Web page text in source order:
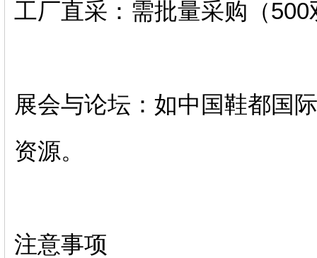
工厂直采：需批量采购（
展会与论坛：如中国鞋都国
资源。‌‌
注意事项